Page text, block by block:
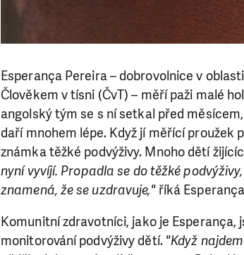
Esperança Pereira – dobrovolnice v
Člověkem v tísni (ČvT) – měří paži malé
angolský tým se s ní setkal před
daří mnohem lépe. Když jí měřící proužek
známka těžké podvýživy. Mnoho dětí
nyní vyvíjí. Propadla se do těžké
znamená, že se uzdravuje,"říká
Komunitní zdravotníci, jako je
monitorování podvýživy dětí."Když